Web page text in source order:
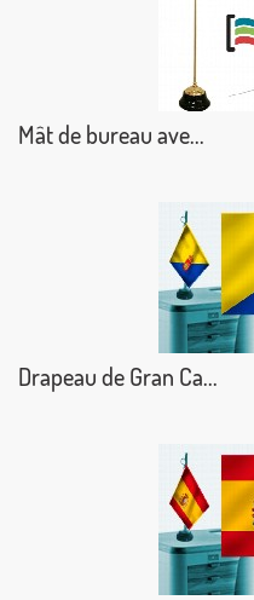
Mât de bureau ave...
Drapeau de Gran Ca...